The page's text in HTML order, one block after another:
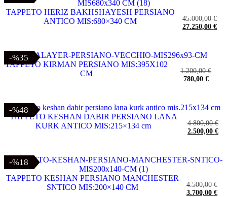
TAPPETO HERIZ BAKHSHAYESH PERSIANO
ANTICO MIS:680×340 CM
45.000,00€
27.250,00€
-%35
-%35
TAPPETO KIRMAN PERSIANO MIS:395X102
CM
1.200,00€
780,00 €
-%48
-%48
TAPPETO KESHAN DABIR PERSIANO LANA
KURK ANTICO MIS:215×134 cm
4.800,00€
2.500,00 €
-%18
-%18
TAPPETO KESHAN PERSIANO MANCHESTER
SNTICO MIS:200×140 CM
4.500,00€
3.700,00 €